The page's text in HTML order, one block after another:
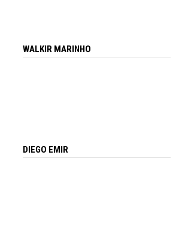
WALKIR MARINHO
DIEGO EMIR